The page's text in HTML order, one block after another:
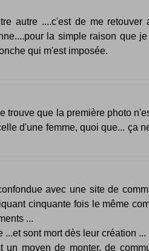
autre ....c'est de me retouver
la simple raison que
qui m'est imposée.
trouve que la première photo
d'une femme, quoi que... ça
avec une site de
cinquante fois le même
...
sont mort dès leur création ...
un moyen de monter, de